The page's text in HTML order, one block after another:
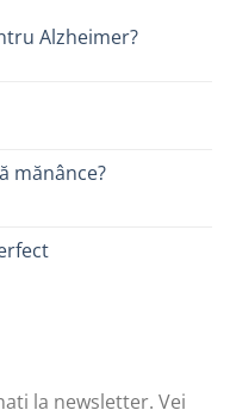
Alzheimer?
mănânce?
la newsletter. Vei